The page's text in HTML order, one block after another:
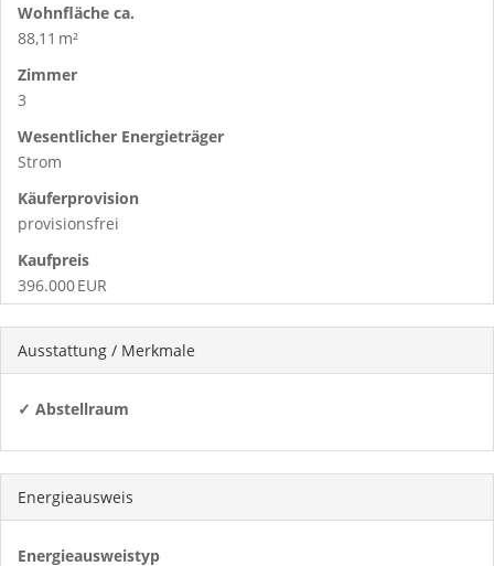
Wohnfläche ca.
88,11 m²
Zimmer
3
Wesentlicher Energieträger
Strom
Käufer­provision
provisionsfrei
Kaufpreis
396.000 EUR
Ausstattung / Merkmale
✓ Abstellraum
Energieausweis
Energieausweistyp